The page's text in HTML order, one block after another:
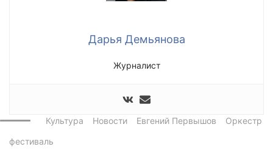
Дарья Демьянова
Журналист
Культура Новости Евгений Первышов
Оркестр
фестиваль